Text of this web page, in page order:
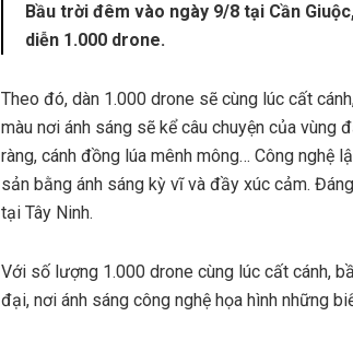
Bầu trời đêm vào ngày 9/8 tại Cần
diễn 1.000 drone.
Theo đó, dàn 1.000 drone sẽ cùng lúc cất
màu nơi ánh sáng sẽ kể câu chuyện của vùng
ràng, cánh đồng lúa mênh mông… Công nghệ
sản bằng ánh sáng kỳ vĩ và đầy xúc cảm.
tại Tây Ninh.
Với số lượng 1.000 drone cùng lúc cất cánh,
đại, nơi ánh sáng công nghệ họa hình những